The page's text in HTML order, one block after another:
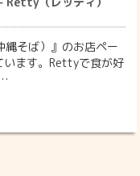
そば）』のお店ペー
います。Rettyで食が好